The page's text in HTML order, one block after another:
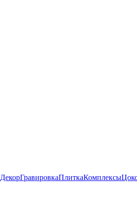
ДекорГравировкаПлиткаКомплексы